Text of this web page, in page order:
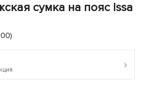
сумка на пояс Issa
›